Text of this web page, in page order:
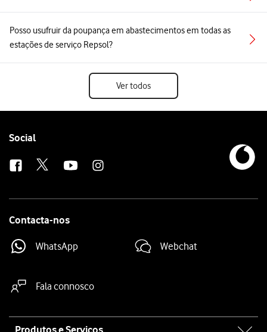
Posso usufruir da poupança em abastecimentos em todas as
estações de serviço Repsol?
Ver todos
Follow
Social
Contacta-nos
WhatsApp Webchat
Fala connosco